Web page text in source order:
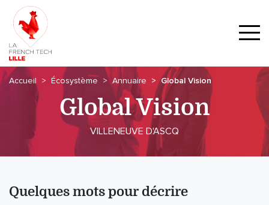
Accueil Écosystème Annuaire Global Vision
Global Vision
VILLENEUVE D'ASCQ
Quelques mots pour décrire